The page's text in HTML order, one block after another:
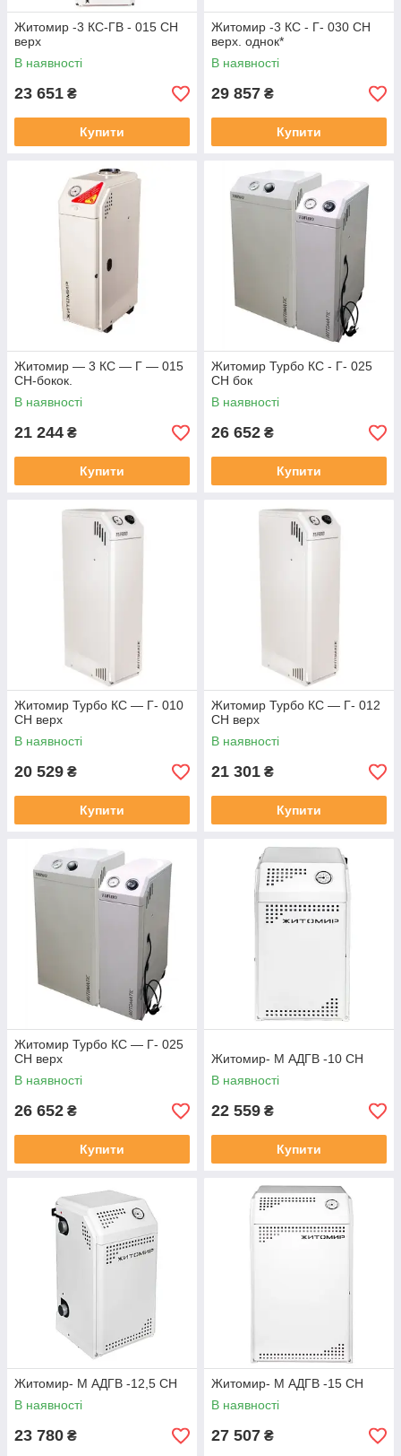
Житомир -3 КС-ГВ - 015 СН
верх
В наявності
23 651 ₴
Купити
Житомир -3 КС - Г- 030 СН
верх. однок*
В наявності
29 857 ₴
Купити
Житомир — 3 КС — Г — 015
СН-бокок.
В наявності
21 244 ₴
Купити
Житомир Турбо КС - Г- 025
СН бок
В наявності
26 652 ₴
Купити
Житомир Турбо КС — Г- 010
СН верх
В наявності
20 529 ₴
Купити
Житомир Турбо КС — Г- 012
СН верх
В наявності
21 301 ₴
Купити
Житомир Турбо КС — Г- 025
СН верх
В наявності
26 652 ₴
Купити
Житомир- М АДГВ -10 СН
В наявності
22 559 ₴
Купити
Житомир- М АДГВ -12,5 СН
В наявності
23 780 ₴
Житомир- М АДГВ -15 СН
В наявності
27 507 ₴